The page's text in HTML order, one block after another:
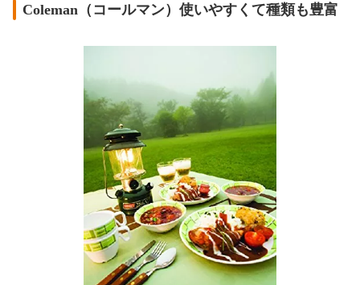
Coleman（コールマン）使いやすくて種類も豊富